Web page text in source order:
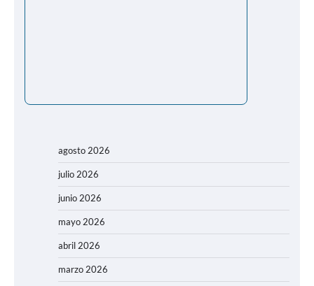
agosto 2026
julio 2026
junio 2026
mayo 2026
abril 2026
marzo 2026